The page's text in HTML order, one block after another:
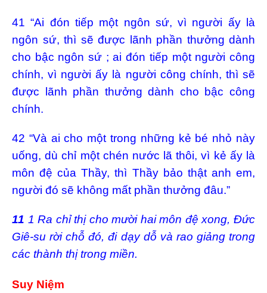
41 “Ai đón tiếp một ngôn sứ, vì người ấy là
ngôn sứ, thì sẽ được lãnh phần thưởng dành
cho bậc ngôn sứ ; ai đón tiếp một người công
chính, vì người ấy là người công chính, thì sẽ
được lãnh phần thưởng dành cho bậc công
chính.
42 “Và ai cho một trong những kẻ bé nhỏ này
uống, dù chỉ một chén nước lã thôi, vì kẻ ấy là
môn đệ của Thầy, thì Thầy bảo thật anh em,
người đó sẽ không mất phần thưởng đâu.”
11 1 Ra chỉ thị cho mười hai môn đệ xong, Đức
Giê-su rời chỗ đó, đi dạy dỗ và rao giảng trong
các thành thị trong miền.
Suy Niệm